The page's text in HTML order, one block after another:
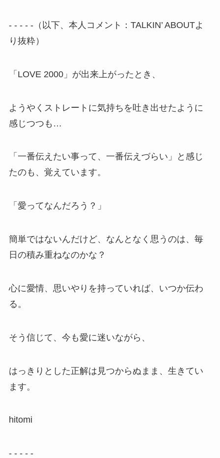
- - - - -（以下、本人コメント：TALKIN’ ABOUTよ
り抜粋）
「LOVE 2000」が出来上がったとき、
ようやくストレートに気持ちを吐き出せたように
感じつつも…
「一番伝えたい事って、一番伝えづらい」と感じ
たのも、覚えています。
「愛ってなんだろう？」
簡単ではないんだけど、なんとなく思うのは、毎
日の積み重ねなのかな？
心に愛情、思いやりを持っていれば、いつか伝わ
る。
そう信じて、今も愛に迷いながら、
はっきりとした正解は見つからぬまま、生きてい
ます。
hitomi
- - - - -